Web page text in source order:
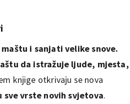
i sanjati velike snove.
da istražuje ljude, mjesta,
knjige otkrivaju se nova
vrste novih svjetova.